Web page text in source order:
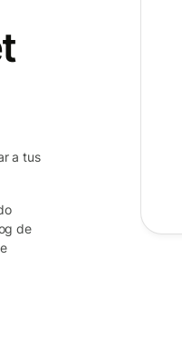
a tus
de